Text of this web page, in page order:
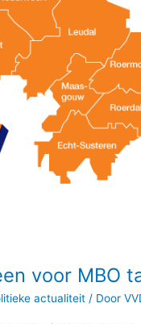
voor MBO
actualiteit / Door